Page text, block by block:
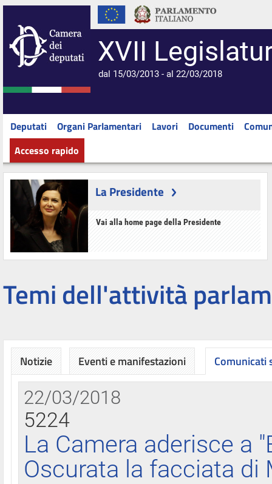
XVII
dal 15/03/2013 - al 22/03/2018
Deputati Organi Parlamentari Lavori Documenti
Accesso rapido
La Presidente
Vai alla home page della Presidente
Temi dell'attività
Notizie Eventi e manifestazioni Comunicati
22/03/2018
5224
La Camera aderisce a
Oscurata la facciata di